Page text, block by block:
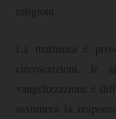
religioni.
La mattinata è
circoscrizioni, le
vangelizzazione e
assumerà la